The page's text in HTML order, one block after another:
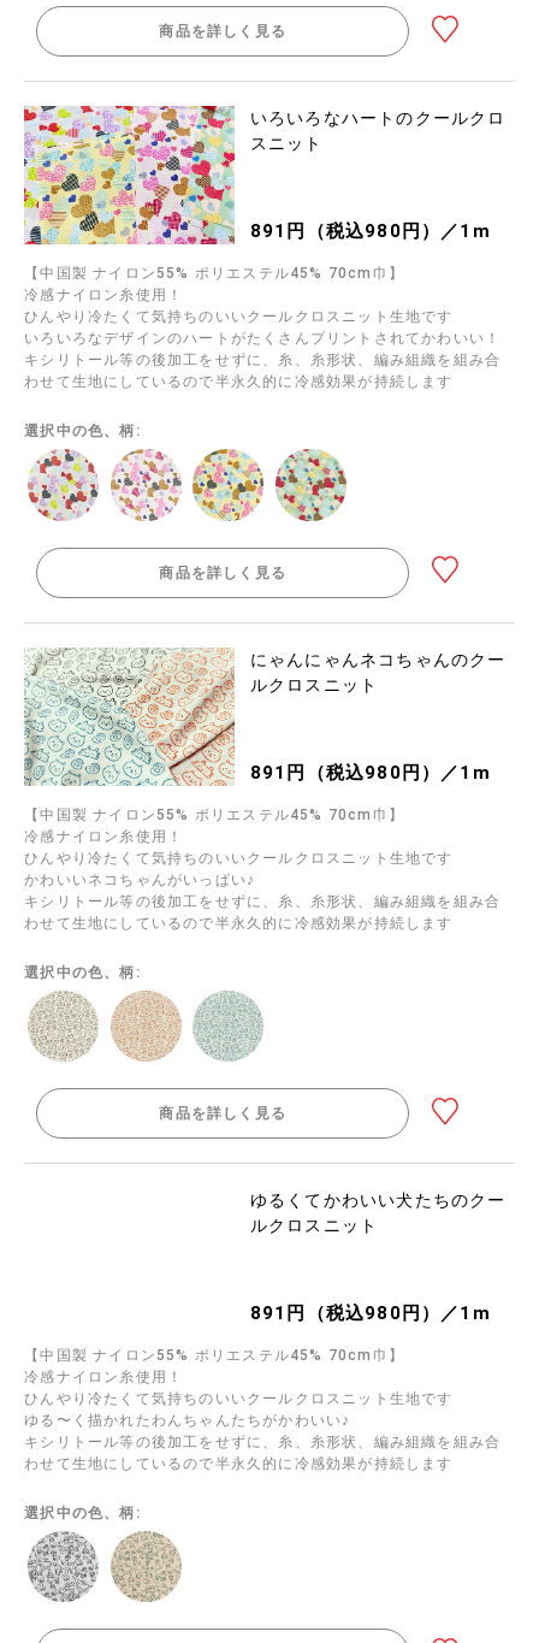
商品を詳しく見る
いろいろなハートのクールクロ
スニット
891円（税込980円）／1m
【中国製 ナイロン55% ポリエステル45% 70cm巾】
冷感ナイロン糸使用！
ひんやり冷たくて気持ちのいいクールクロスニット生地です
いろいろなデザインのハートがたくさんプリントされてかわいい！
キシリトール等の後加工をせずに、糸、糸形状、編み組織を組み合
わせて生地にしているので半永久的に冷感効果が持続します
選択中の色、柄:
商品を詳しく見る
にゃんにゃんネコちゃんのクー
ルクロスニット
891円（税込980円）／1m
【中国製 ナイロン55% ポリエステル45% 70cm巾】
冷感ナイロン糸使用！
ひんやり冷たくて気持ちのいいクールクロスニット生地です
かわいいネコちゃんがいっぱい♪
キシリトール等の後加工をせずに、糸、糸形状、編み組織を組み合
わせて生地にしているので半永久的に冷感効果が持続します
選択中の色、柄:
商品を詳しく見る
ゆるくてかわいい犬たちのクー
ルクロスニット
891円（税込980円）／1m
【中国製 ナイロン55% ポリエステル45% 70cm巾】
冷感ナイロン糸使用！
ひんやり冷たくて気持ちのいいクールクロスニット生地です
ゆる〜く描かれたわんちゃんたちがかわいい♪
キシリトール等の後加工をせずに、糸、糸形状、編み組織を組み合
わせて生地にしているので半永久的に冷感効果が持続します
選択中の色、柄: